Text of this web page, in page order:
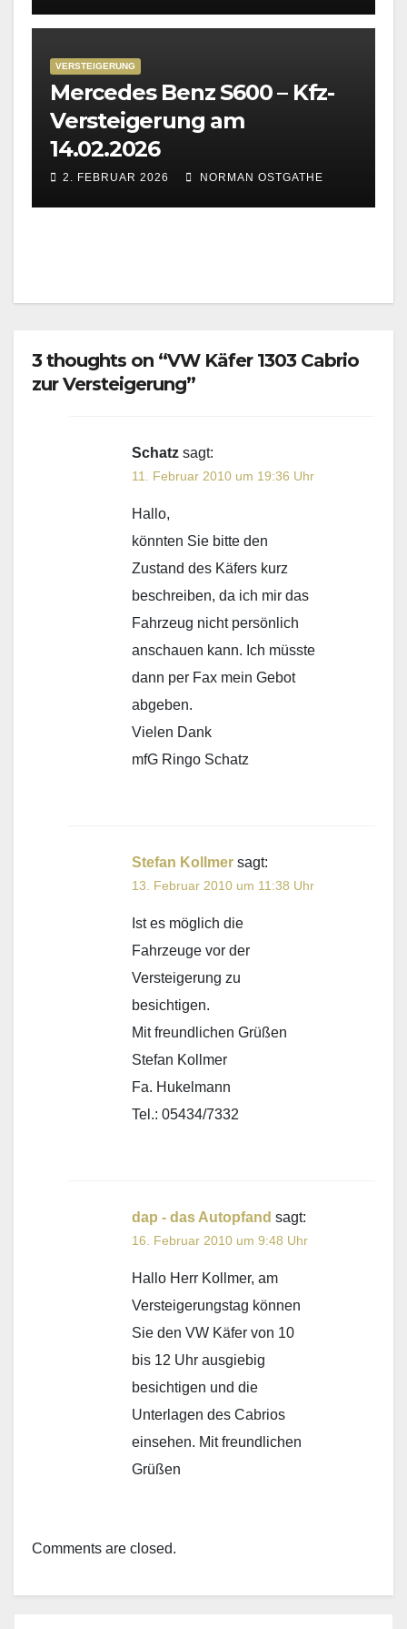
VERSTEIGERUNG
Mercedes Benz S600 – Kfz-
Versteigerung am
14.02.2026
2. FEBRUAR 2026 NORMAN OSTGATHE
3 thoughts on “VW Käfer 1303 Cabrio
zur Versteigerung”
Schatz sagt:
11. Februar 2010 um 19:36 Uhr
Hallo,
könnten Sie bitte den
Zustand des Käfers kurz
beschreiben, da ich mir das
Fahrzeug nicht persönlich
anschauen kann. Ich müsste
dann per Fax mein Gebot
abgeben.
Vielen Dank
mfG Ringo Schatz
Stefan Kollmer sagt:
13. Februar 2010 um 11:38 Uhr
Ist es möglich die
Fahrzeuge vor der
Versteigerung zu
besichtigen.
Mit freundlichen Grüßen
Stefan Kollmer
Fa. Hukelmann
Tel.: 05434/7332
dap - das Autopfand sagt:
16. Februar 2010 um 9:48 Uhr
Hallo Herr Kollmer, am
Versteigerungstag können
Sie den VW Käfer von 10
bis 12 Uhr ausgiebig
besichtigen und die
Unterlagen des Cabrios
einsehen. Mit freundlichen
Grüßen
Comments are closed.